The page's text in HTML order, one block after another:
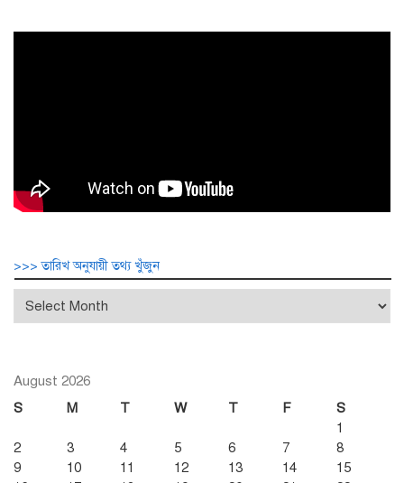
>>> তারিখ অনুযায়ী তথ্য খুঁজুন
>>>
খুঁজুন
August 2026
S
M T W T F
S
1
2
3 4 5 6 7
8
9
10 11 12 13 14
15